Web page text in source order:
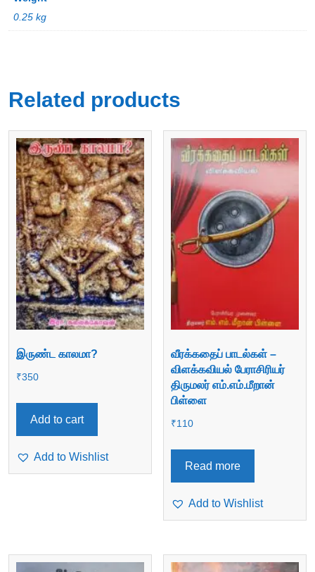
0.25 kg
Related products
இருண்ட காலமா?
₹350
Add to cart
Add to Wishlist
வீரக்கதைப் பாடல்கள் –
விளக்கவியல் பேராசிரியர்
திருமலர் எம்.எம்.மீறான்
பிள்ளை
₹110
Read more
Add to Wishlist